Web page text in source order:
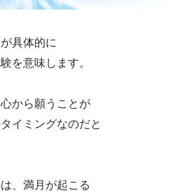
具体的に
を意味します。
から願うことが
イミングなのだと
、満月が起こる